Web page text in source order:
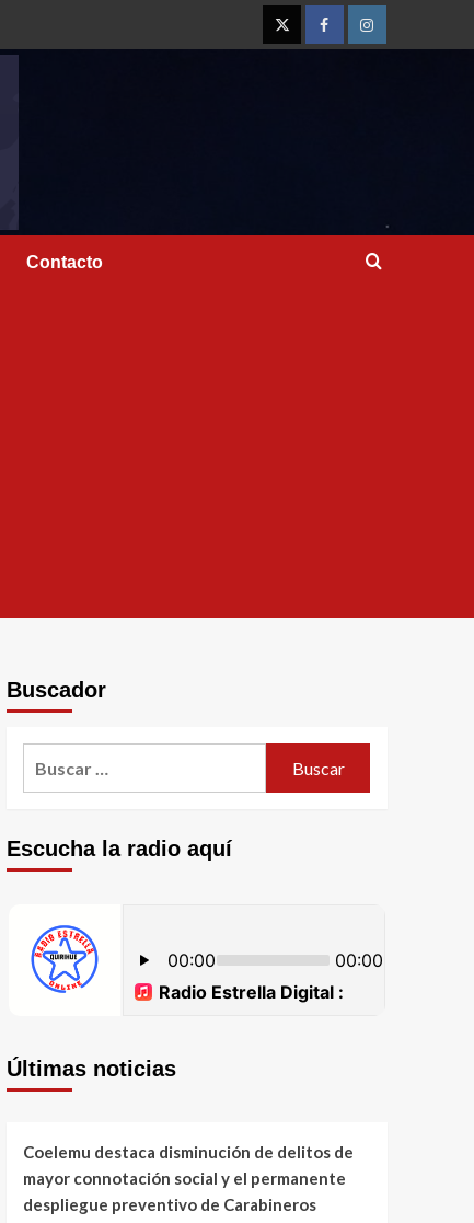
Contacto
Buscador
Escucha la radio aquí
Últimas noticias
Coelemu destaca disminución de delitos de
mayor connotación social y el permanente
despliegue preventivo de Carabineros